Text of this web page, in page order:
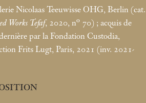
Nicolaas Teeuwisse OHG, Berlin (cat.
Works Tefaf, 2020, n° 70) ; acquis de
par la Fondation Custodia,
Frits Lugt, Paris, 2021 (inv. 2021-